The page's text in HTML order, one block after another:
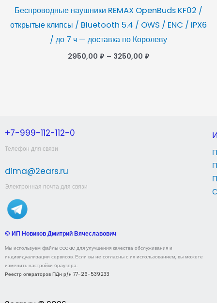
Беспроводные наушники REMAX OpenBuds KF02 /
открытые клипсы / Bluetooth 5.4 / OWS / ENC / IPX6
/ до 7 ч — доставка по Королеву
2950,00 ₽ – 3250,00 ₽
+7-999-112-112-0
Телефон для связи
dima@2ears.ru
Электронная почта для связи
© ИП Новиков Дмитрий Вячеславович
Мы используем файлы cookie для улучшения качества обслуживания и
индивидуализации сервисов. Если вы не согласны с их использованием, вы можете
изменить настройки браузера.
Реестр операторов ПДн р/н 77-26-539233